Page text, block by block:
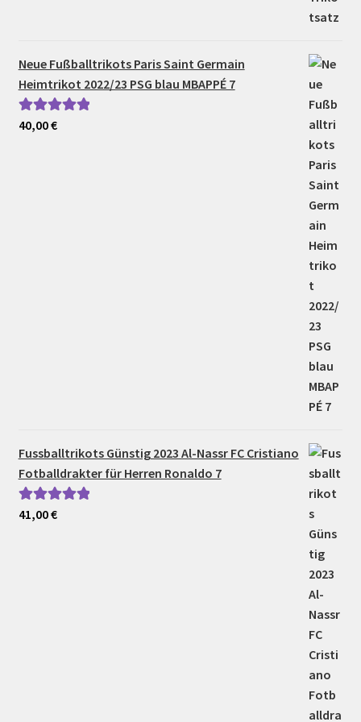
Neue Fußballtrikots Paris Saint Germain
Heimtrikot 2022/23 PSG blau MBAPPÉ 7
Bewertet mit
40,00€
Fussballtrikots Günstig 2023 Al-Nassr FC Cristiano
Fotballdrakter für Herren Ronaldo 7
Bewertet mit
41,00€